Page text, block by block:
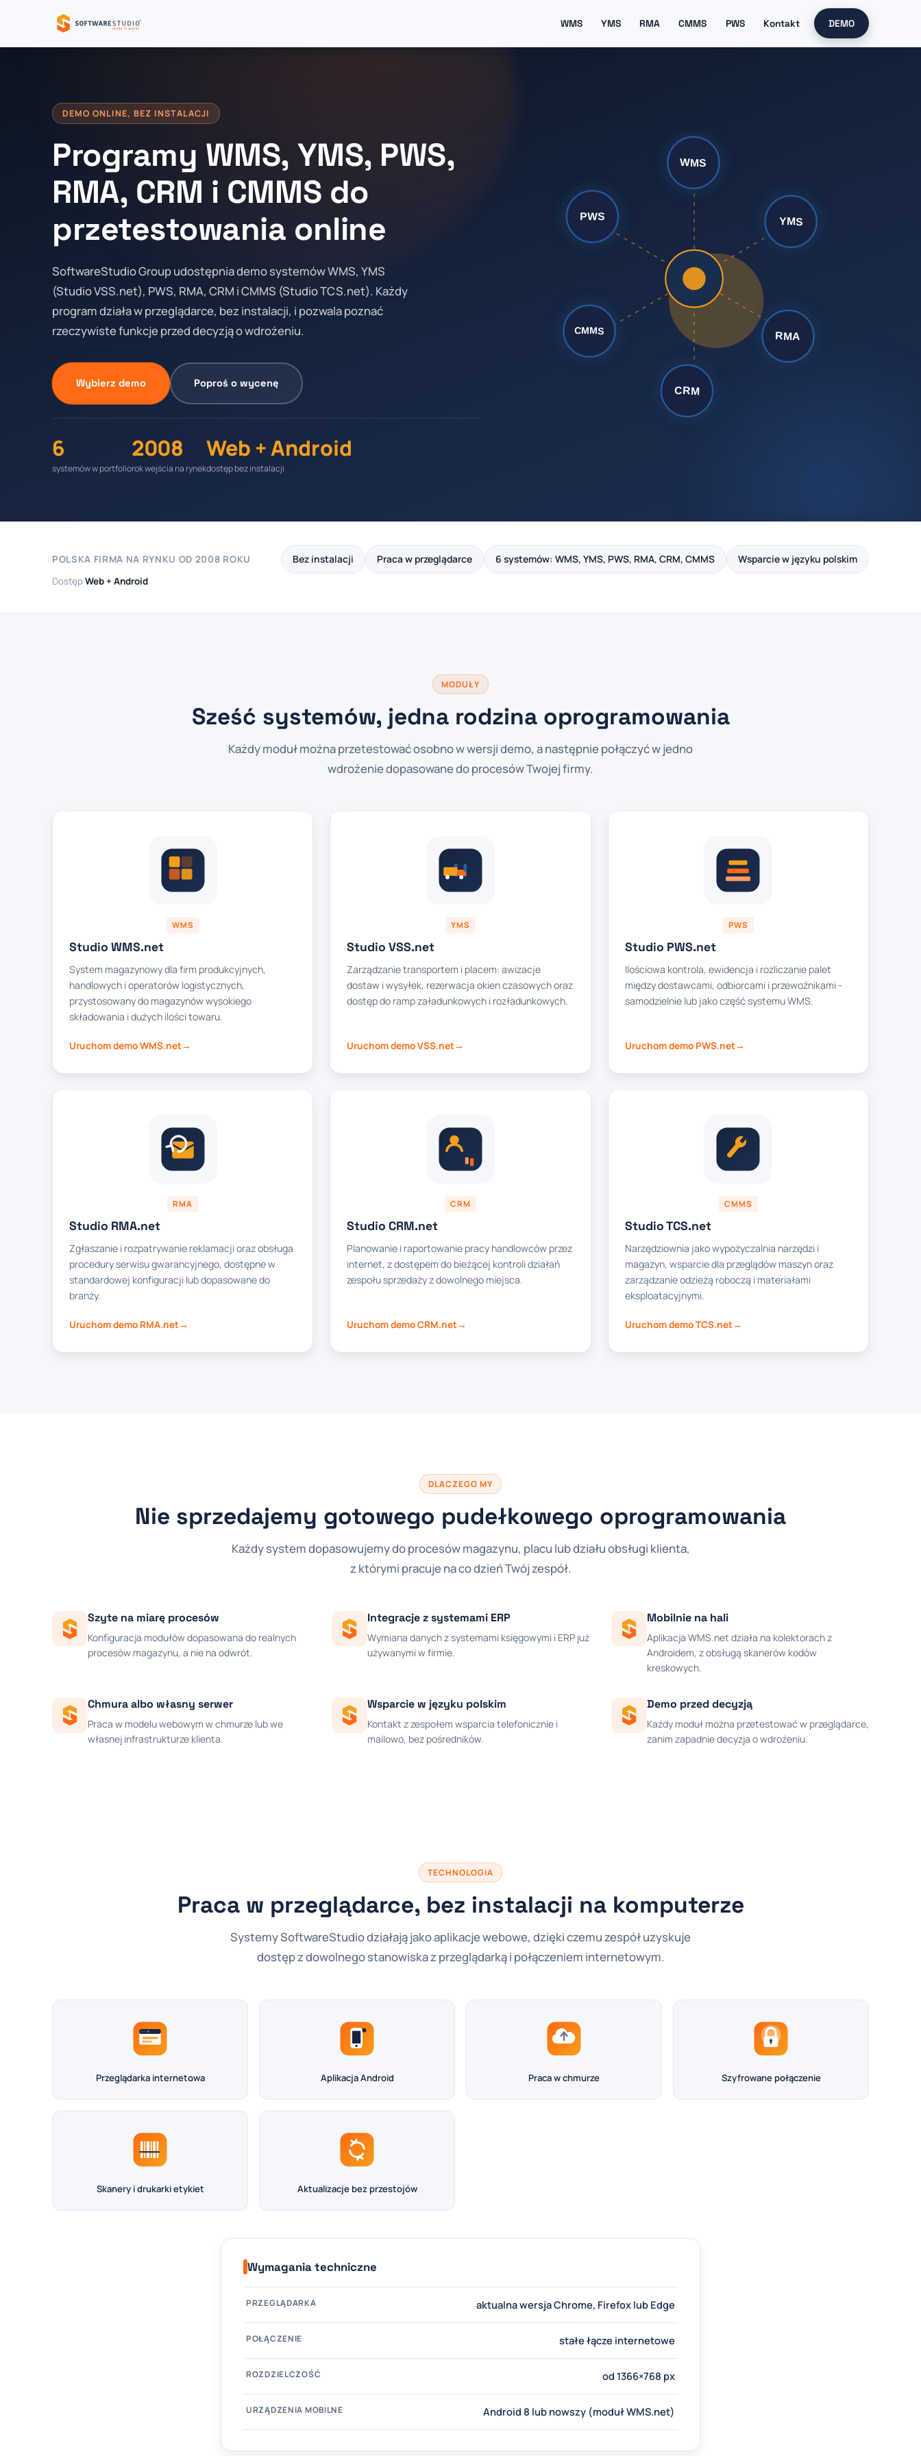
WMS YMS RMA CMMS PWS Kontakt DEMO
DEMO ONLINE, BEZ INSTALACJI
Programy WMS, YMS, PWS,
RMA, CRM i CMMS do
przetestowania online
SoftwareStudio Group udostępnia demo systemów WMS, YMS
(Studio VSS.net), PWS, RMA, CRM i CMMS (Studio TCS.net). Każdy
program działa w przeglądarce, bez instalacji, i pozwala poznać
rzeczywiste funkcje przed decyzją o wdrożeniu.
Wybierz demo Poproś o wycenę
6
systemów w portfolio
2008
rok wejścia na rynek
Web + Android
dostęp bez instalacji
POLSKA FIRMA NA RYNKU OD 2008 ROKU Bez instalacji Praca w przeglądarce 6 systemów: WMS, YMS, PWS, RMA, CRM, CMMS Wsparcie w języku polskim
DostępWeb + Android
MODUŁY
Sześć systemów, jedna rodzina oprogramowania
Każdy moduł można przetestować osobno w wersji demo, a następnie połączyć w jedno
wdrożenie dopasowane do procesów Twojej firmy.
WMS
Studio WMS.net
System magazynowy dla firm produkcyjnych,
handlowych i operatorów logistycznych,
przystosowany do magazynów wysokiego
składowania i dużych ilości towaru.
Uruchom demo WMS.net
YMS
Studio VSS.net
Zarządzanie transportem i placem: awizacje
dostaw i wysyłek, rezerwacja okien czasowych oraz
dostęp do ramp załadunkowych i rozładunkowych.
Uruchom demo VSS.net
PWS
Studio PWS.net
Ilościowa kontrola, ewidencja i rozliczanie palet
między dostawcami, odbiorcami i przewoźnikami -
samodzielnie lub jako część systemu WMS.
Uruchom demo PWS.net
RMA
Studio RMA.net
Zgłaszanie i rozpatrywanie reklamacji oraz obsługa
procedury serwisu gwarancyjnego, dostępne w
standardowej konfiguracji lub dopasowane do
branży.
Uruchom demo RMA.net
CRM
Studio CRM.net
Planowanie i raportowanie pracy handlowców przez
internet, z dostępem do bieżącej kontroli działań
zespołu sprzedaży z dowolnego miejsca.
Uruchom demo CRM.net
CMMS
Studio TCS.net
Narzędziownia jako wypożyczalnia narzędzi i
magazyn, wsparcie dla przeglądów maszyn oraz
zarządzanie odzieżą roboczą i materiałami
eksploatacyjnymi.
Uruchom demo TCS.net
DLACZEGO MY
Nie sprzedajemy gotowego pudełkowego oprogramowania
Każdy system dopasowujemy do procesów magazynu, placu lub działu obsługi klienta,
z którymi pracuje na co dzień Twój zespół.
Szyte na miarę procesów
Konfiguracja modułów dopasowana do realnych
procesów magazynu, a nie na odwrót.
Integracje z systemami ERP
Wymiana danych z systemami księgowymi i ERP już
używanymi w firmie.
Mobilnie na hali
Aplikacja WMS.net działa na kolektorach z
Androidem, z obsługą skanerów kodów
kreskowych.
Chmura albo własny serwer
Praca w modelu webowym w chmurze lub we
własnej infrastrukturze klienta.
Wsparcie w języku polskim
Kontakt z zespołem wsparcia telefonicznie i
mailowo, bez pośredników.
Demo przed decyzją
Każdy moduł można przetestować w przeglądarce,
zanim zapadnie decyzja o wdrożeniu.
TECHNOLOGIA
Praca w przeglądarce, bez instalacji na komputerze
Systemy SoftwareStudio działają jako aplikacje webowe, dzięki czemu zespół uzyskuje
dostęp z dowolnego stanowiska z przeglądarką i połączeniem internetowym.
Przeglądarka internetowa Aplikacja Android Praca w chmurze Szyfrowane połączenie
Skanery i drukarki etykiet Aktualizacje bez przestojów
Wymagania techniczne
PRZEGLĄDARKA aktualna wersja Chrome, Firefox lub Edge
POŁĄCZENIE stałe łącze internetowe
ROZDZIELCZOŚĆ od 1366×768 px
URZĄDZENIA MOBILNE Android 8 lub nowszy (moduł WMS.net)